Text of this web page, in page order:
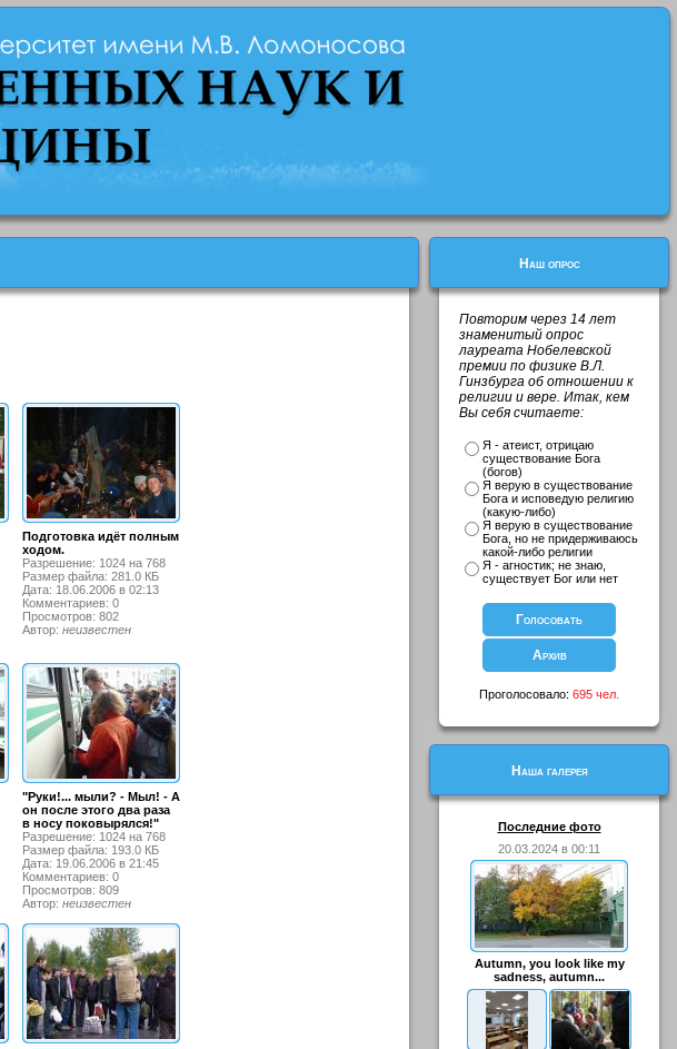
Подготовка идёт полным
ходом.
Разрешение: 1024 на 768
Размер файла: 281.0 КБ
Дата: 18.06.2006 в 02:13
Комментариев: 0
Просмотров: 802
Автор: неизвестен
"Руки!... мыли? - Мыл! - А
он после этого два раза
в носу поковырялся!"
Разрешение: 1024 на 768
Размер файла: 193.0 КБ
Дата: 19.06.2006 в 21:45
Комментариев: 0
Просмотров: 809
Автор: неизвестен
Наш опрос
Повторим через 14 лет
знаменитый опрос
лауреата Нобелевской
премии по физике В.Л.
Гинзбурга об отношении к
религии и вере. Итак, кем
Вы себя считаете:
Я - атеист, отрицаю
существование Бога
(богов)
Я верую в существование
Бога и исповедую религию
(какую-либо)
Я верую в существование
Бога, но не придерживаюсь
какой-либо религии
Я - агностик; не знаю,
существует Бог или нет
Проголосовало: 695 чел.
Наша галерея
Последние фото
20.03.2024 в 00:11
Autumn, you look like my
sadness, autumn...